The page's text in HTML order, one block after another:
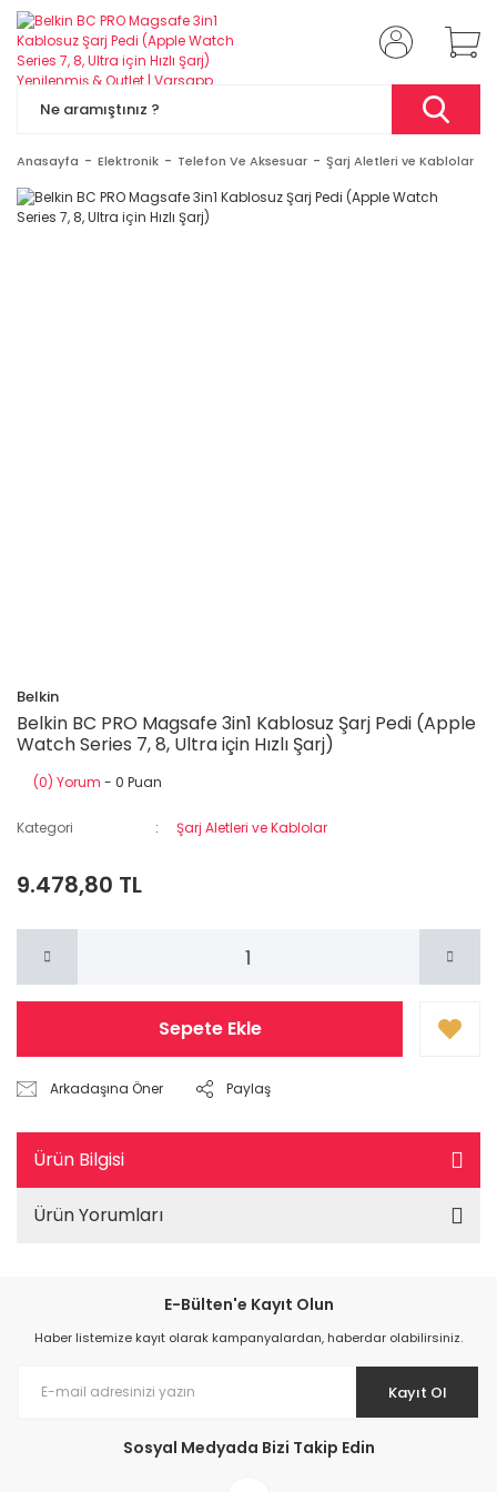
Anasayfa Elektronik Telefon Ve Aksesuar Şarj Aletleri ve Kablolar
Belkin
Belkin BC PRO Magsafe 3in1 Kablosuz Şarj Pedi (Apple
Watch Series 7, 8, Ultra için Hızlı Şarj)
(0) Yorum - 0 Puan
Kategori Şarj Aletleri ve Kablolar
9.478,80 TL
Sepete Ekle
Arkadaşına Öner Paylaş
Ürün Bilgisi
Ürün Yorumları
E-Bülten'e Kayıt Olun
Haber listemize kayıt olarak kampanyalardan, haberdar olabilirsiniz.
Kayıt Ol
Sosyal Medyada Bizi Takip Edin